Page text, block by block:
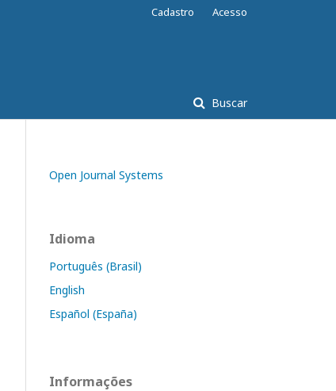
Buscar
Cadastro Acesso
Open Journal Systems
Idioma
Português (Brasil)
English
Español (España)
Informações